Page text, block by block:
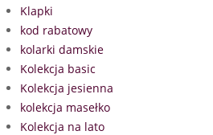
Klapki
kod rabatowy
kolarki damskie
Kolekcja basic
Kolekcja jesienna
kolekcja masełko
Kolekcja na lato